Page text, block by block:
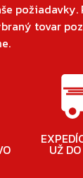
požiadavky.
tovar
UŽ